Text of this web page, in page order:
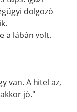
dolgozó
a lábán volt.
van. A hitel az,
jó."